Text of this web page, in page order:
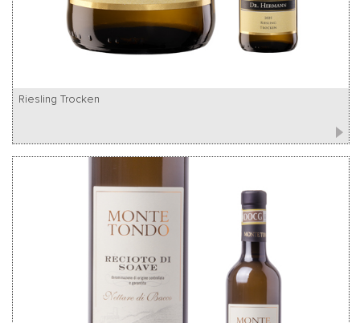
Riesling Trocken